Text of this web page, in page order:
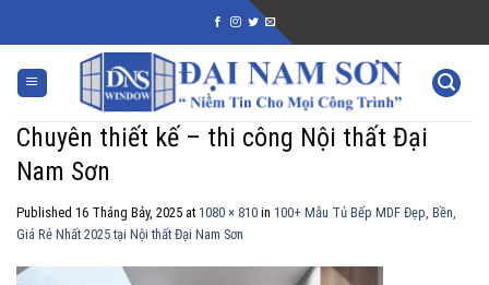
Chuyên thiết kế – thi công Nội thất Đại
Nam Sơn
Published 16 Tháng Bảy, 2025 at 1080 × 810 in 100+ Mẫu Tủ Bếp MDF Đẹp, Bền,
Giá Rẻ Nhất 2025 tại Nội thất Đại Nam Sơn